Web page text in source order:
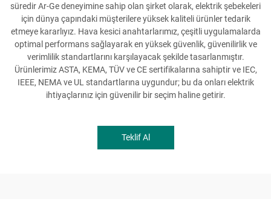
süredir Ar-Ge deneyimine sahip olan şirket olarak, elektrik şebekeleri
için dünya çapındaki müşterilere yüksek kaliteli ürünler tedarik
etmeye kararlıyız. Hava kesici anahtarlarımız, çeşitli uygulamalarda
optimal performans sağlayarak en yüksek güvenlik, güvenilirlik ve
verimlilik standartlarını karşılayacak şekilde tasarlanmıştır.
Ürünlerimiz ASTA, KEMA, TÜV ve CE sertifikalarına sahiptir ve IEC,
IEEE, NEMA ve UL standartlarına uygundur; bu da onları elektrik
ihtiyaçlarınız için güvenilir bir seçim haline getirir.
Teklif Al